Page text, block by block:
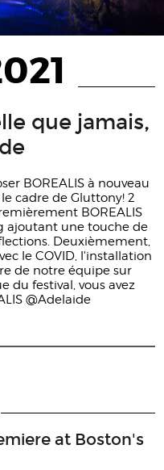
que jamais,
BOREALIS à nouveau
cadre de Gluttony! 2
BOREALIS
ajoutant une touche de
Deuxièmement,
le COVID, l'installation
de notre équipe sur
du festival, vous avez
@Adelaide
at Boston's